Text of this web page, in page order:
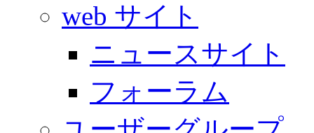
web サイト
ニュースサイト
フォーラム